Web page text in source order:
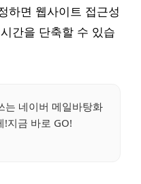
하면 웹사이트 접근성
간을 단축할 수 있습
는 네이버 메일바탕화
!지금 바로 GO!